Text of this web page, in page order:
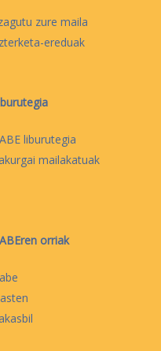
zure maila
ereduak
liburutegia
mailakatuak
orriak